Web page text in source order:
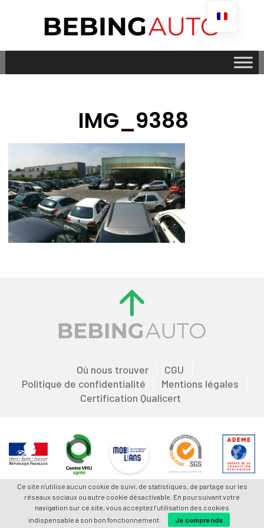
IMG_9388
Où nous trouver
CGU
Politique de confidentialité
Mentions légales
Certification Qualicert
Ce site n'utilise aucun cookie de suivi, de statistiques, de partage sur les
réseaux sociaux ou autre cookie désactivable. En poursuivant votre
navigation sur ce site, vous acceptez l’utilisation des cookies
indispensable à son bon fonctionnement.
Je comprends